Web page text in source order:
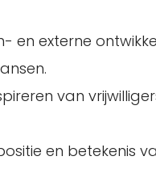
en externe
van
en betekenis